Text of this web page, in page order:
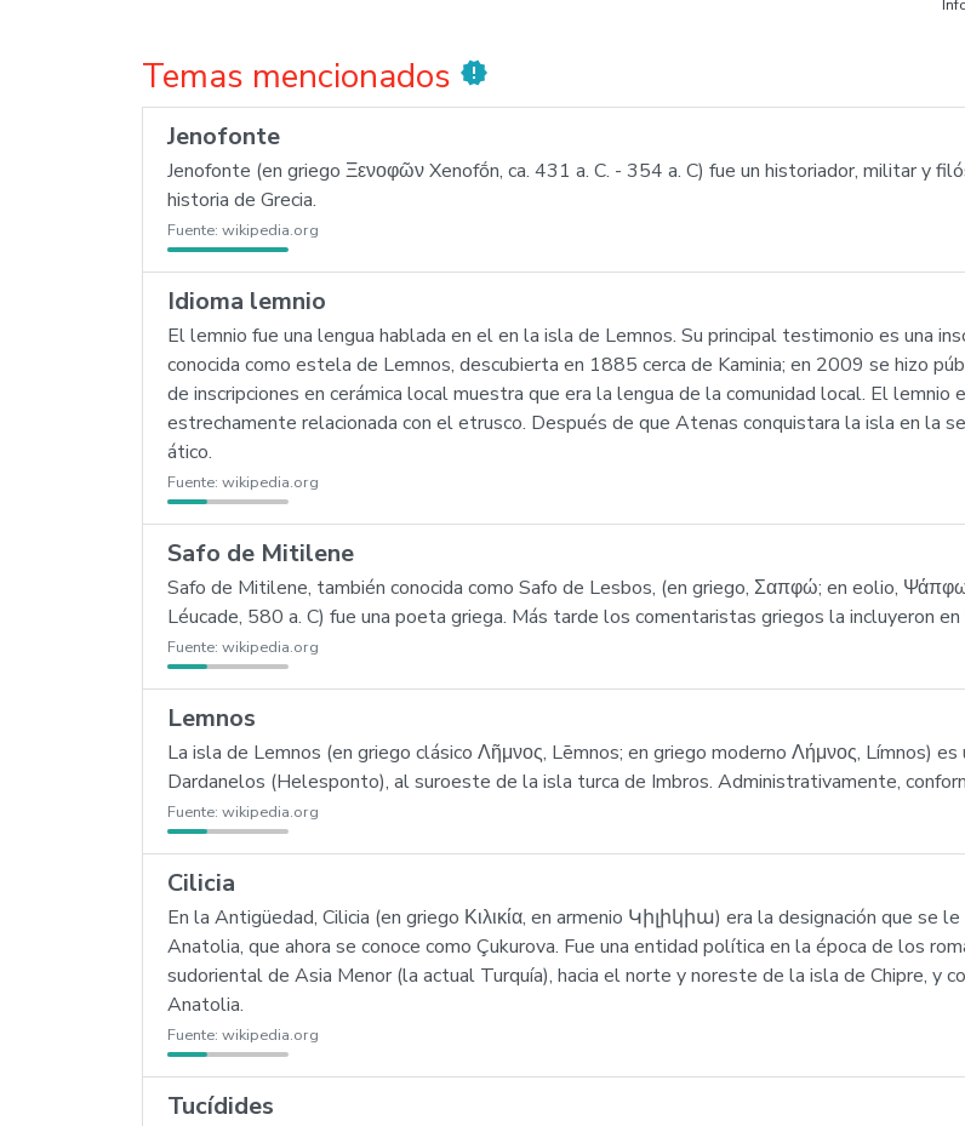
Temas mencionados new_releases
Jenofonte
Jenofonte (en griego Ξενοφῶν Xenofṓn, ca. 431 a. C. - 354 a. C) fue un historiador, militar y
historia de Grecia.
Fuente: wikipedia.org
Idioma lemnio
El lemnio fue una lengua hablada en el en la isla de Lemnos. Su principal testimonio es una
conocida como estela de Lemnos, descubierta en 1885 cerca de Kaminia; en 2009 se hizo
de inscripciones en cerámica local muestra que era la lengua de la comunidad local. El lemnio
estrechamente relacionada con el etrusco. Después de que Atenas conquistara la isla en la
ático.
Fuente: wikipedia.org
Safo de Mitilene
Safo de Mitilene, también conocida como Safo de Lesbos, (en griego, Σαπφώ; en eolio,
Léucade, 580 a. C) fue una poeta griega. Más tarde los comentaristas griegos la incluyeron
Fuente: wikipedia.org
Lemnos
La isla de Lemnos (en griego clásico Λῆμνος, Lēmnos; en griego moderno Λήμνος, Límnos)
Dardanelos (Helesponto), al suroeste de la isla turca de Imbros. Administrativamente,
Fuente: wikipedia.org
Cilicia
En la Antigüedad, Cilicia (en griego Κιλικία, en armenio Կիլիկիա) era la designación que se
Anatolia, que ahora se conoce como Çukurova. Fue una entidad política en la época de los
sudoriental de Asia Menor (la actual Turquía), hacia el norte y noreste de la isla de Chipre, y
Anatolia.
Fuente: wikipedia.org
Tucídides